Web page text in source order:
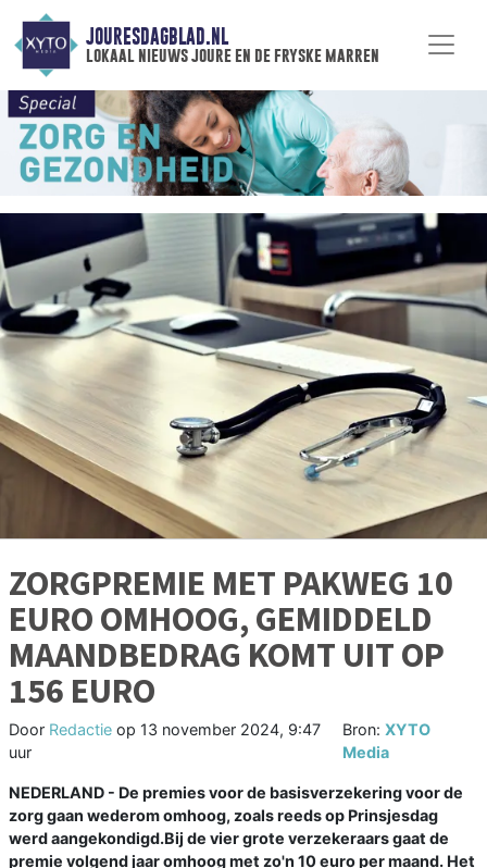
JOURESDAGBLAD.NL
lokaal nieuws joure en de fryske marren
ZORGPREMIE MET PAKWEG 10
EURO OMHOOG, GEMIDDELD
MAANDBEDRAG KOMT UIT OP
156 EURO
Door Redactie op 13 november 2024, 9:47
uur
Bron:XYTO
Media
NEDERLAND - De premies voor de basisverzekering voor de
zorg gaan wederom omhoog, zoals reeds op Prinsjesdag
werd aangekondigd.Bij de vier grote verzekeraars gaat de
premie volgend jaar omhoog met zo'n 10 euro per maand. Het